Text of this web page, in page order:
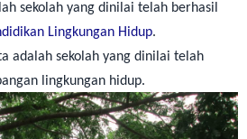
sekolah yang dinilai telah berhasil
Lingkungan Hidup.
adalah sekolah yang dinilai telah
lingkungan hidup.